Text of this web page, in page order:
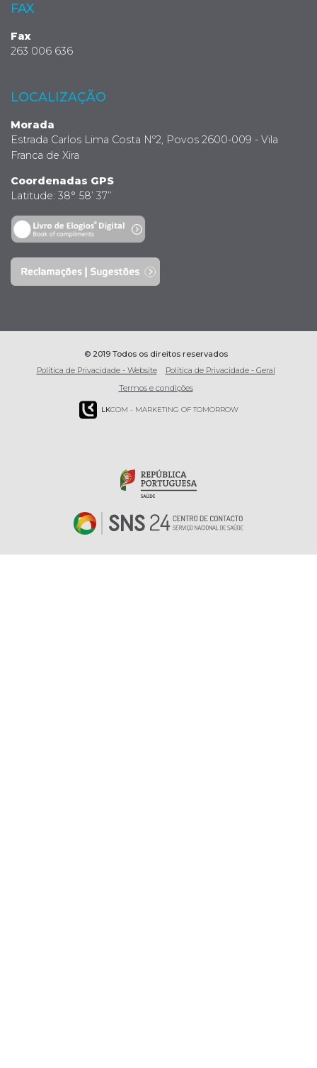
FAX
Fax
263 006 636
LOCALIZAÇÃO
Morada
Estrada Carlos Lima Costa Nº2, Povos 2600-009 - Vila
Franca de Xira
Coordenadas GPS
Latitude: 38° 58’ 37’’
© 2019 Todos os direitos reservados
Política de Privacidade - Website
Política de Privacidade - Geral
Termos e condições
LKCOM - MARKETING OF TOMORROW